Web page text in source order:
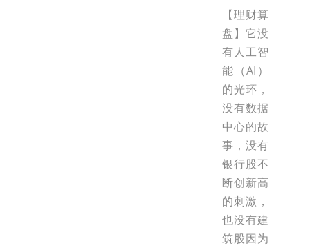
【理财算
盘】它没
有人工智
能（AI）
的光环，
没有数据
中心的故
事，没有
银行股不
断创新高
的刺激，
也没有建
筑股因为